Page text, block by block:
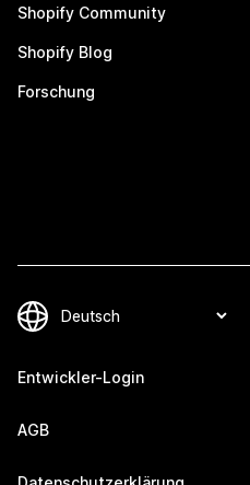
Shopify Community
Shopify Blog
Forschung
Entwickler-Login
AGB